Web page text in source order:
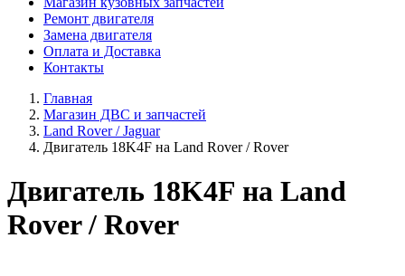
Ремонт двигателя
Замена двигателя
Оплата и Доставка
Контакты
Главная
Магазин ДВС и запчастей
Land Rover / Jaguar
Двигатель 18K4F на Land Rover / Rover
Двигатель 18K4F на Land
Rover / Rover